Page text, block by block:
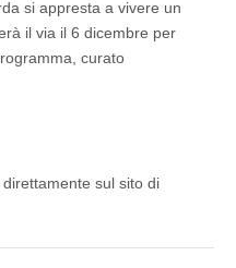
si appresta a vivere un
il via il 6 dicembre per
curato
sul sito di